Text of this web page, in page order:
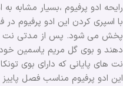
رایحه ادو پرفیوم ،بسیار مشابه به
با اسپری کردن این ادو پرفیوم
پخش می شود. پس از مدتی نت
دهند و بوی گل مریم یاسمین
نت های پایانی که دارای بوی
این ادو پرفیوم مناسب فصل